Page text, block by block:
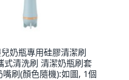
奶瓶專用硅膠清潔刷
式清洗刷 清潔奶瓶刷套
刷(顏色隨機):如圖, 1個